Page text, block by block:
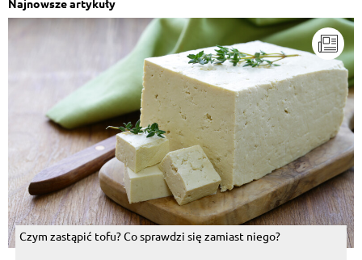
Czym zastąpić tofu? Co sprawdzi się zamiast niego?